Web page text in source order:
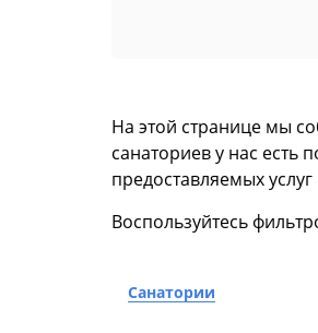
На этой странице мы
санаториев у нас есть
предоставляемых
Воспользуйтесь
Санатории